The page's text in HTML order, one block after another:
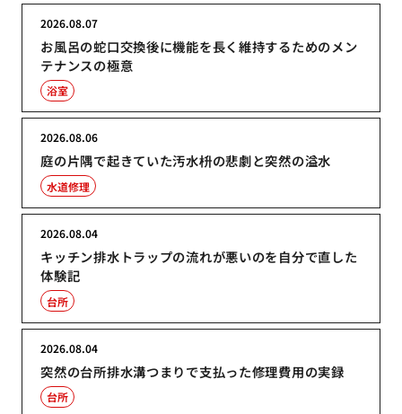
お風呂の蛇口交換後に機能を長く維持するためのメン
テナンスの極意
2026.08.07
浴室
庭の片隅で起きていた汚水枡の悲劇と突然の溢水
2026.08.06
水道修理
キッチン排水トラップの流れが悪いのを自分で直した
体験記
2026.08.04
台所
突然の台所排水溝つまりで支払った修理費用の実録
2026.08.04
台所